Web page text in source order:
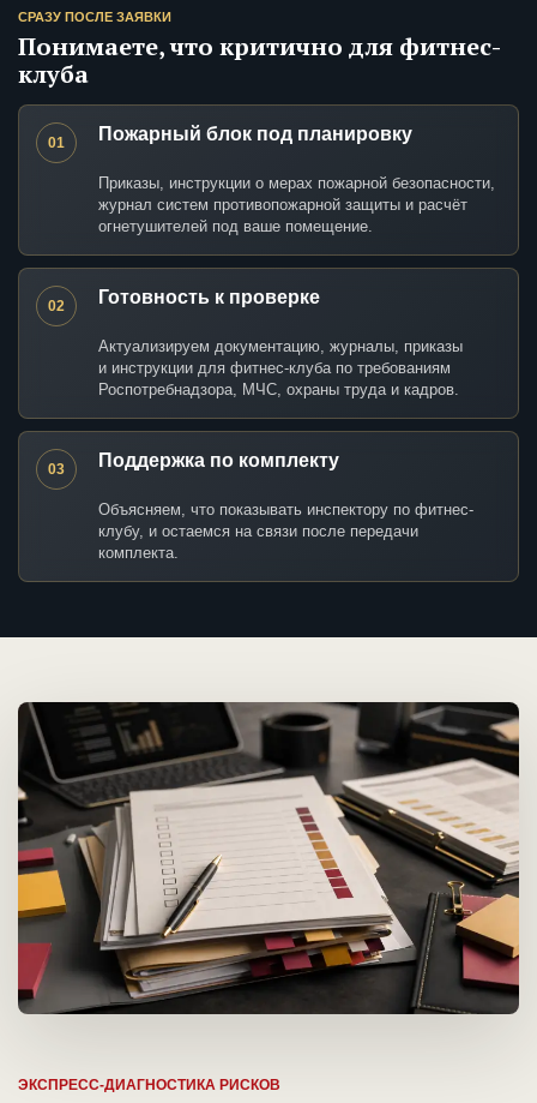
СРАЗУ ПОСЛЕ ЗАЯВКИ
Понимаете, что критично для фитнес-
клуба
01 Пожарный блок под планировку
Приказы, инструкции о мерах пожарной безопасности,
журнал систем противопожарной защиты и расчёт
огнетушителей под ваше помещение.
02 Готовность к проверке
Актуализируем документацию, журналы, приказы
и инструкции для фитнес-клуба по требованиям
Роспотребнадзора, МЧС, охраны труда и кадров.
03 Поддержка по комплекту
Объясняем, что показывать инспектору по фитнес-
клубу, и остаемся на связи после передачи
комплекта.
ЭКСПРЕСС-ДИАГНОСТИКА РИСКОВ